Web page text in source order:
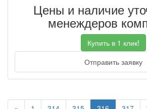
Цены и наличие
менеждеров
Купить в 1 клик!
Отправить заявку